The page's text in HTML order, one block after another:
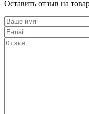
Оставить отзыв на